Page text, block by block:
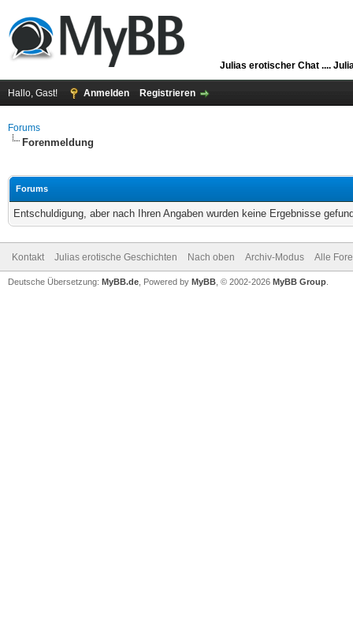
Julias erotischer Chat ....
Hallo, Gast! Anmelden Registrieren
Forums
Forenmeldung
Forums
Entschuldigung, aber nach Ihren Angaben wurden keine Ergebnisse
Kontakt Julias erotische Geschichten Nach oben Archiv-Modus Alle
Deutsche Übersetzung: MyBB.de , Powered by MyBB , © 2002-2026 MyBB Group